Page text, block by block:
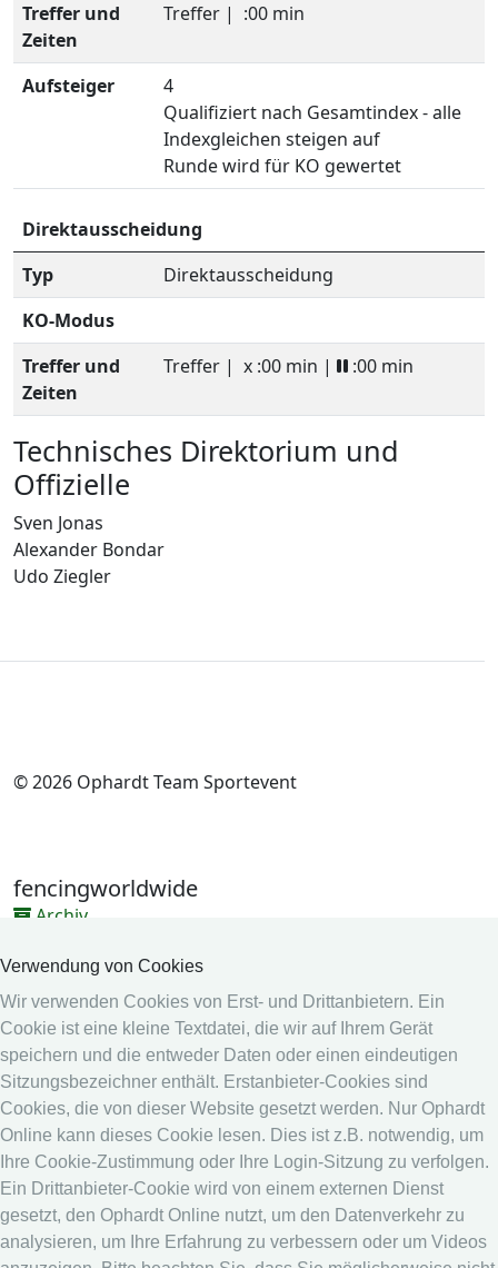
Verwendung von Cookies
Wir verwenden Cookies von Erst- und Drittanbietern. Ein
Cookie ist eine kleine Textdatei, die wir auf Ihrem Gerät
speichern und die entweder Daten oder einen eindeutigen
Sitzungsbezeichner enthält. Erstanbieter-Cookies sind
Cookies, die von dieser Website gesetzt werden. Nur Ophardt
Online kann dieses Cookie lesen. Dies ist z.B. notwendig, um
Ihre Cookie-Zustimmung oder Ihre Login-Sitzung zu verfolgen.
Ein Drittanbieter-Cookie wird von einem externen Dienst
gesetzt, den Ophardt Online nutzt, um den Datenverkehr zu
analysieren, um Ihre Erfahrung zu verbessern oder um Videos
Treffer und
Zeiten
Treffer | :00 min
Aufsteiger
4
Qualifiziert nach Gesamtindex - alle
Indexgleichen steigen auf
Runde wird für KO gewertet
Direktausscheidung
Typ
Direktausscheidung
KO-Modus
Treffer und
Zeiten
Treffer | x :00 min | :00 min
Technisches Direktorium und
Offizielle
Sven Jonas
Alexander Bondar
Udo Ziegler
© 2026 Ophardt Team Sportevent
fencingworldwide
Archiv
Online System
Online System
Kalender
Rangliste
Rechtshinweis
Datenschutz
Impressum